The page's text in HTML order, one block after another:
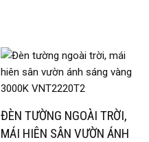
ĐÈN TƯỜNG NGOÀI TRỜI,
MÁI HIÊN SÂN VƯỜN ÁNH